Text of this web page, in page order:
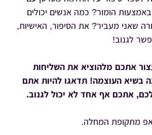
באמצעות הומור? כמה אנשים יכולים
שאני מעביר? את הסיפור, האישיות,
לגנוב!
אתכם מלהוציא את השליחות
בשיא העוצמה! תדאגו להיות אתם
אתכם אף אחד לא יכול לגנוב.
מתקופת המחלה.